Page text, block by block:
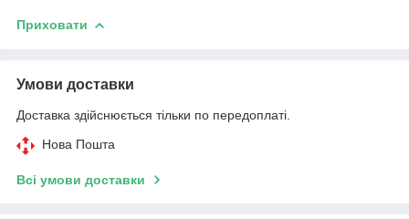
Приховати
Умови доставки
Доставка здійснюється тільки по передоплаті.
Нова Пошта
Всі умови доставки